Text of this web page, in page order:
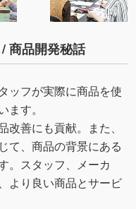
商品開発秘話
ッフが実際に商品を使
す。
改善にも貢献。また、
て、商品の背景にある
。スタッフ、メーカ
より良い商品とサービ